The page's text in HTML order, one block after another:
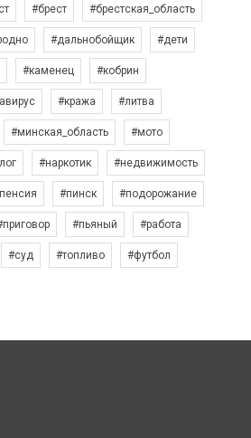
#брест #брестская_область
#дальнобойщик #дети
#каменец #кобрин
#кража #литва
#минская_область #мото
#наркотик #недвижимость
#пинск #подорожание
#пьяный #работа
#суд #топливо #футбол